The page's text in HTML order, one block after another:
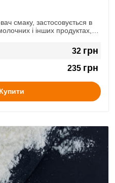
смаку, застосовується в
і інших продуктах,
вираженим.
32 грн
235 грн
Купити